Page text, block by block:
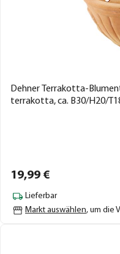
Dehner Terrakotta-
terrakotta, ca. B30/H20/
19,99 €
Lieferbar
Markt auswählen, um die